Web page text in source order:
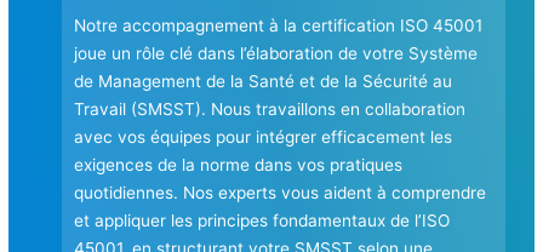
Notre accompagnement à la certification ISO 45001
joue un rôle clé dans l’élaboration de votre Système
de Management de la Santé et de la Sécurité au
Travail (SMSST). Nous travaillons en collaboration
avec vos équipes pour intégrer efficacement les
exigences de la norme dans vos pratiques
quotidiennes. Nos experts vous aident à comprendre
et appliquer les principes fondamentaux de l’ISO